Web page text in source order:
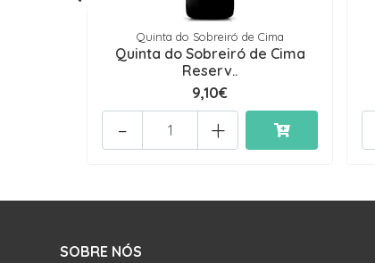
Quinta do Sobreiró de Cima
Quinta do Sobreiró de Cima
Reserv..
9,10€
+
-
SOBRE NÓS